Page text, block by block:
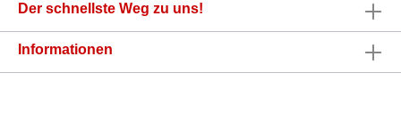
Der schnellste Weg zu uns!
Informationen